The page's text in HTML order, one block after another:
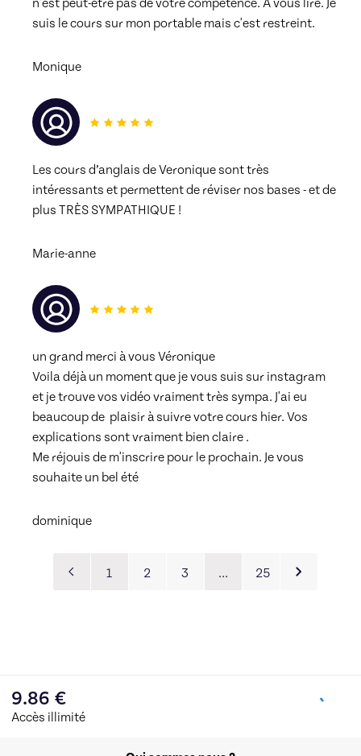
n'est peut-être pas de votre compétence. A vous lire. Je
suis le cours sur mon portable mais c'est restreint.
Monique
Les cours d’anglais de Veronique sont très
intéressants et permettent de réviser nos bases - et de
plus TRÈS SYMPATHIQUE !
Marie-anne
un grand merci à vous Véronique
Voila déjà un moment que je vous suis sur instagram
et je trouve vos vidéo vraiment très sympa. J'ai eu
beaucoup de  plaisir à suivre votre cours hier. Vos
explications sont vraiment bien claire .
Me réjouis de m'inscrire pour le prochain. Je vous
souhaite un bel été
dominique
1 2 3 … 25
9.86 €
Accès illimité